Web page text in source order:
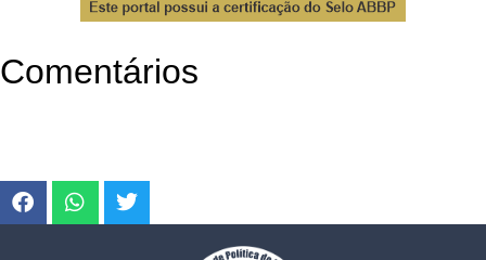
Comentários